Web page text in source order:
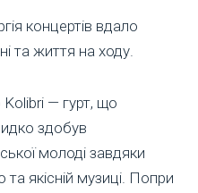
концертів вдало
та життя на ходу.
— гурт, що
здобув
молоді завдяки
якісній музиці. Попри